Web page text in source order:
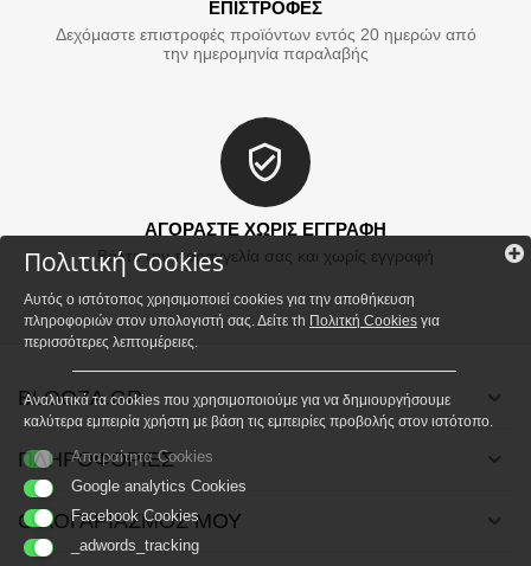
ΕΠΙΣΤΡΟΦΕΣ
Δεχόμαστε επιστροφές προϊόντων εντός 20 ημερών από
την ημερομηνία παραλαβής
ΑΓΟΡΑΣΤΕ ΧΩΡΙΣ ΕΓΓΡΑΦΗ
Βάλτε την παραγγελία σας και χωρίς εγγραφή
BLOOZA.GR
ΠΛΗΡΟΦΟΡΙΕΣ
Ο ΛΟΓΑΡΙΑΣΜΟΣ ΜΟΥ
Πολιτική Cookies
Αυτός ο ιστότοπος χρησιμοποιεί cookies για την αποθήκευση
πληροφοριών στον υπολογιστή σας. Δείτε τh Πολιτκή Cookies για
περισσότερες λεπτομέρειες.
Αναλυτικά τα cookies που χρησιμοποιούμε για να δημιουργήσουμε
καλύτερα εμπειρία χρήστη με βάση τις εμπειρίες προβολής στον ιστότοπο.
Απαραίτητα Cookies
Google analytics Cookies
Facebook Cookies
_adwords_tracking